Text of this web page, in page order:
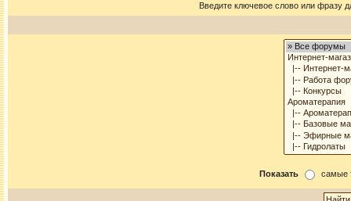
Введите ключевое слово или фразу
Показать самые